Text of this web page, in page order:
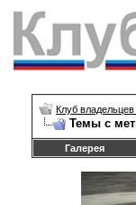
Клуб
Темы с
Галерея